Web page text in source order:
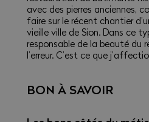
avec des pierres anciennes,
faire sur le récent chantier
vieille ville de Sion. Dans ce
responsable de la beauté du
l’erreur. C’est ce que
BON À SAVOIR